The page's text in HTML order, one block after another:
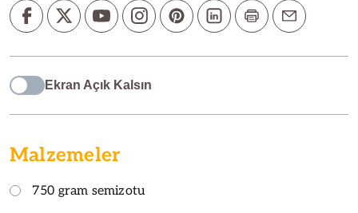
Ekran Açık Kalsın
Malzemeler
750 gram semizotu